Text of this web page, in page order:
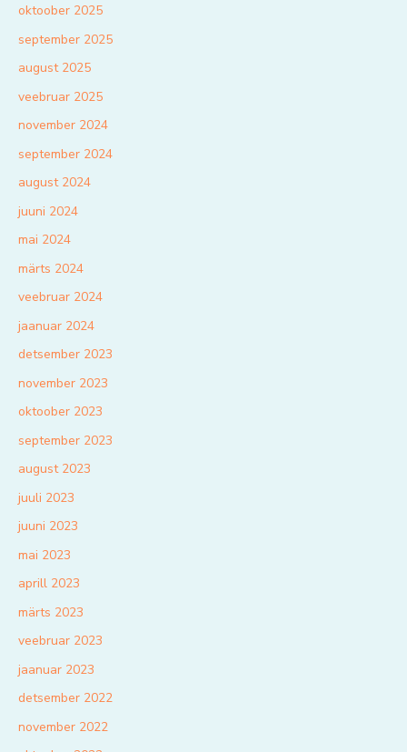
oktoober 2025
september 2025
august 2025
veebruar 2025
november 2024
september 2024
august 2024
juuni 2024
mai 2024
märts 2024
veebruar 2024
jaanuar 2024
detsember 2023
november 2023
oktoober 2023
september 2023
august 2023
juuli 2023
juuni 2023
mai 2023
aprill 2023
märts 2023
veebruar 2023
jaanuar 2023
detsember 2022
november 2022